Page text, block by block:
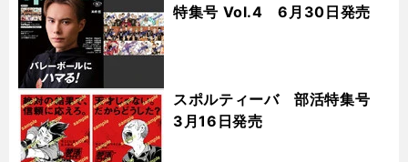
特集号 Vol.4 6月30日発売
スポルティーバ 部活特集号
3月16日発売